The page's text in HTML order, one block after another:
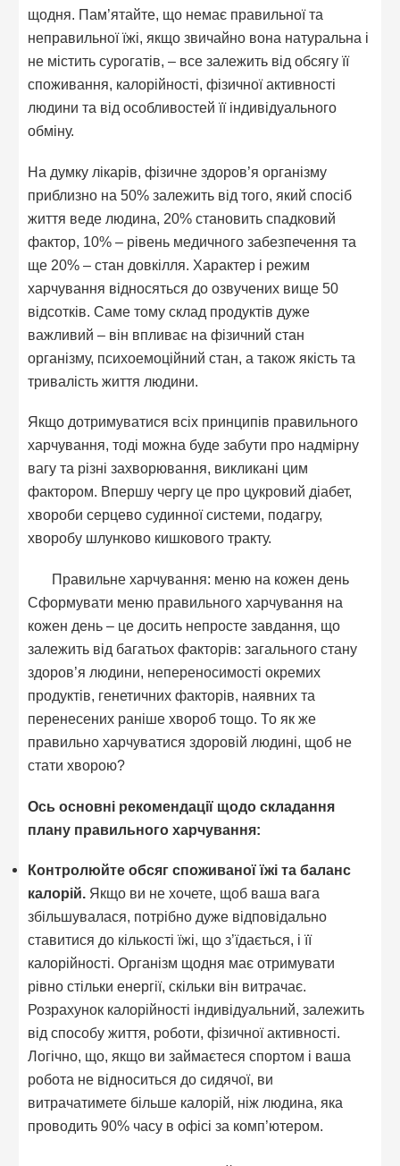
щодня. Пам’ятайте, що немає правильної та
неправильної їжі, якщо звичайно вона натуральна і
не містить сурогатів, – все залежить від обсягу її
споживання, калорійності, фізичної активності
людини та від особливостей її індивідуального
обміну.
На думку лікарів, фізичне здоров’я організму
приблизно на 50% залежить від того, який спосіб
життя веде людина, 20% становить спадковий
фактор, 10% – рівень медичного забезпечення та
ще 20% – стан довкілля. Характер і режим
харчування відносяться до озвучених вище 50
відсотків. Саме тому склад продуктів дуже
важливий – він впливає на фізичний стан
організму, психоемоційний стан, а також якість та
тривалість життя людини.
Якщо дотримуватися всіх принципів правильного
харчування, тоді можна буде забути про надмірну
вагу та різні захворювання, викликані цим
фактором. Впершу чергу це про цукровий діабет,
хвороби серцево судинної системи, подагру,
хворобу шлунково кишкового тракту.
Правильне харчування: меню на кожен день
Сформувати меню правильного харчування на
кожен день – це досить непросте завдання, що
залежить від багатьох факторів: загального стану
здоров’я людини, непереносимості окремих
продуктів, генетичних факторів, наявних та
перенесених раніше хвороб тощо. То як же
правильно харчуватися здоровій людині, щоб не
стати хворою?
Ось основні рекомендації щодо складання
плану правильного харчування:
Контролюйте обсяг споживаної їжі та баланс
калорій. Якщо ви не хочете, щоб ваша вага
збільшувалася, потрібно дуже відповідально
ставитися до кількості їжі, що з’їдається, і її
калорійності. Організм щодня має отримувати
рівно стільки енергії, скільки він витрачає.
Розрахунок калорійності індивідуальний, залежить
від способу життя, роботи, фізичної активності.
Логічно, що, якщо ви займаєтеся спортом і ваша
робота не відноситься до сидячої, ви
витрачатимете більше калорій, ніж людина, яка
проводить 90% часу в офісі за комп’ютером.